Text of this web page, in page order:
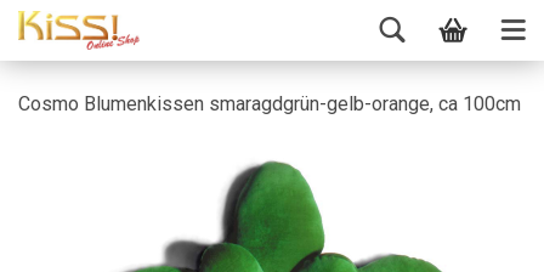
Cosmo Blumenkissen smaragdgrün-gelb-orange, ca 100cm